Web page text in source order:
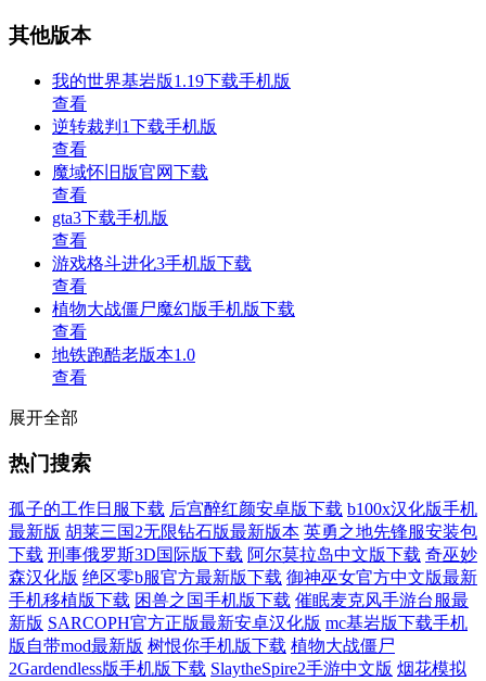
其他版本
我的世界基岩版1.19下载手机版
查看
逆转裁判1下载手机版
查看
魔域怀旧版官网下载
查看
gta3下载手机版
查看
游戏格斗进化3手机版下载
查看
植物大战僵尸魔幻版手机版下载
查看
地铁跑酷老版本1.0
查看
展开全部
热门搜索
孤子的工作日服下载 后宫醉红颜安卓版下载 b100x汉化版手机
最新版 胡莱三国2无限钻石版最新版本 英勇之地先锋服安装包
下载 刑事俄罗斯3D国际版下载 阿尔莫拉岛中文版下载 奇巫妙
森汉化版 绝区零b服官方最新版下载 御神巫女官方中文版最新
手机移植版下载 困兽之国手机版下载 催眠麦克风手游台服最
新版 SARCOPH官方正版最新安卓汉化版 mc基岩版下载手机
版自带mod最新版 树恨你手机版下载 植物大战僵尸
2Gardendless版手机版下载 SlaytheSpire2手游中文版 烟花模拟